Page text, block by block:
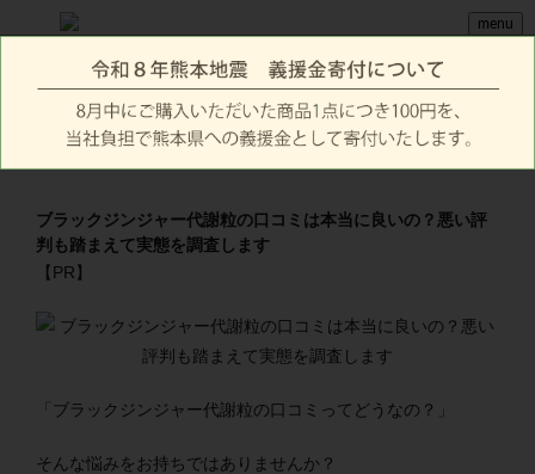
menu
ブラックジンジャー代謝粒の口コミは本当に良いの？悪い評
判も踏まえて実態を調査します
【PR】
「ブラックジンジャー代謝粒の口コミってどうなの？」
そんな悩みをお持ちではありませんか？